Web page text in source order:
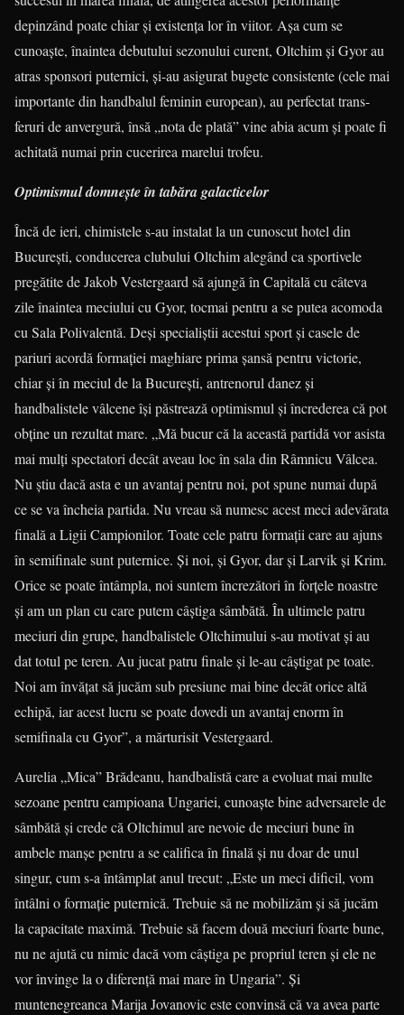
depinzând poate chiar şi existenţa lor în viitor. Aşa cum se
cunoaşte, înaintea debutului sezonului curent, Oltchim şi Gyor au
atras sponsori puternici, şi-au asigurat bugete consis­tente (cele mai
importante din handbalul feminin euro­pean), au perfectat trans­
feruri de anver­gură, însă „nota de plată” vine abia acum şi poate fi
achitată numai prin cucerirea marelui trofeu.
Optimismul domneşte în tabăra galacticelor
Încă de ieri, chimistele s-au instalat la un cunoscut hotel din
Bucureşti, con­du­cerea clubului Oltchim alegând ca sportivele
pregătite de Jakob Vester­gaard să ajungă în Capitală cu câteva
zile înaintea meciului cu Gyor, tocmai pentru a se putea acomoda
cu Sala Poli­valentă. Deşi specialiştii acestui sport şi casele de
pariuri acordă formaţiei ma­ghiare prima şansă pentru victorie,
chiar şi în meciul de la Bucureşti, antrenorul da­­nez şi
handbalistele vâlcene îşi păs­trea­ză optimismul şi încrederea că pot
obţine un rezultat mare. „Mă bucur că la această partidă vor asista
mai mulţi spec­tatori decât aveau loc în sala din Râmnicu Vâlcea.
Nu ştiu dacă asta e un avantaj pentru noi, pot spune numai după
ce se va încheia partida. Nu vreau să numesc acest meci adevărata
finală a Ligii Campionilor. Toate cele patru for­ma­ţii care au ajuns
în semifinale sunt pu­ter­nice. Şi noi, şi Gyor, dar şi Larvik şi Krim.
Orice se poate întâmpla, noi suntem încrezători în forţele noastre
şi am un plan cu care putem câştiga sâmbătă. În ultimele patru
meciuri din grupe, handbalistele Oltchimului s-au motivat şi au
dat totul pe teren. Au jucat patru finale şi le-au câştigat pe toate.
Noi am învăţat să jucăm sub presiune mai bine decât orice altă
echipă, iar acest lucru se poate dovedi un avantaj enorm în
semifinala cu Gyor”, a mărturisit Vestergaard.
Aurelia „Mica” Brădeanu, handba­listă care a evoluat mai multe
sezoane pentru campioana Ungariei, cunoaşte bine adversarele de
sâmbătă şi crede că Oltchimul are nevoie de meciuri bune în
ambele manşe pentru a se califica în finală şi nu doar de unul
singur, cum s-a întâmplat anul trecut: „Este un meci difi­cil, vom
întâlni o formaţie puternică. Trebuie să ne mobilizăm şi să jucăm
la capacitate maximă. Trebuie să facem două meciuri foarte bune,
nu ne ajută cu nimic dacă vom câştiga pe propriul teren şi ele ne
vor învinge la o diferenţă mai mare în Ungaria”. Şi
muntenegreanca Marija Jovanovic este convinsă că va avea parte